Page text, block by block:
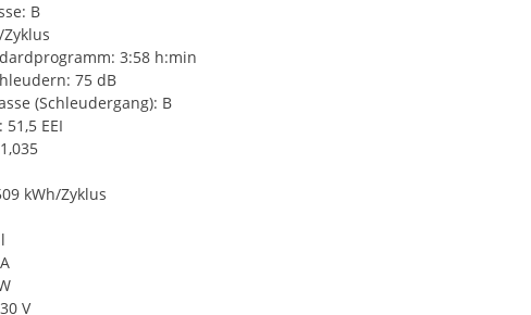
B
3:58 h:min
75 dB
(Schleudergang): B
EEI
kWh/Zyklus
V